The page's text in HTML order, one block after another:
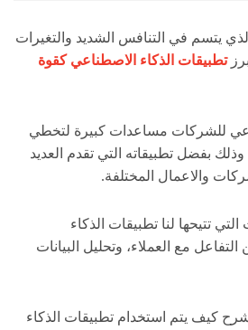
يتسم في التنافس الشديد والتغيرات
تطبيقات الذكاء الاصطناعي كقوة
للشركات مساعدات كبيرة لتخطي
بفضل تطبيقاته التي تقدم العديد
والاعمال المختلفة.
تتيحها لنا تطبيقات الذكاء
مع العملاء، وتحليل البيانات
كيف يتم استخدام تطبيقات الذكاء